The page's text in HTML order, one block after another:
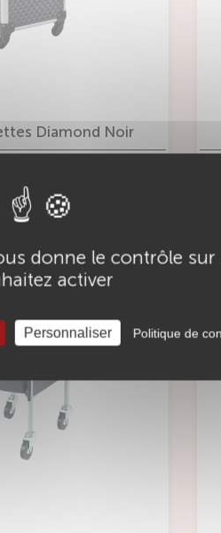
Diamond Noir
donne le contrôle sur
activer
Personnaliser Politique de